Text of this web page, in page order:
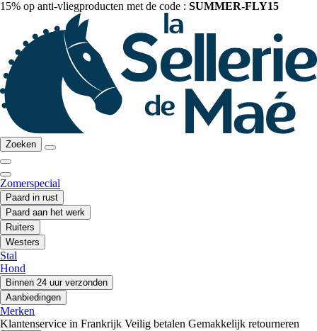
15% op anti-vliegproducten met de code : SUMMER-FLY15
Zoeken
Zomerspecial
Paard in rust
Paard aan het werk
Ruiters
Westers
Stal
Hond
Binnen 24 uur verzonden
Aanbiedingen
Merken
Klantenservice in Frankrijk Veilig betalen Gemakkelijk retourneren